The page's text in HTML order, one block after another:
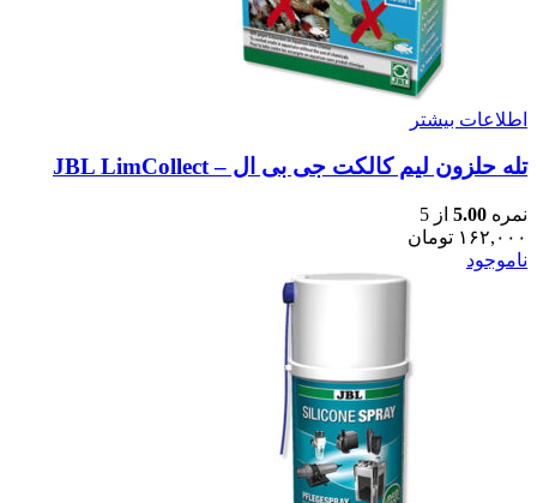
اطلاعات بیشتر
تله حلزون لیم کالکت جی بی ال – JBL LimCollect
نمره 5.00 از 5
۱۶۲,۰۰۰ تومان
ناموجود